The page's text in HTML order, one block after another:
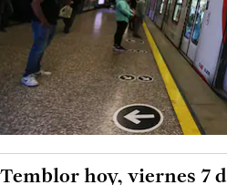
Temblor hoy, viernes 7